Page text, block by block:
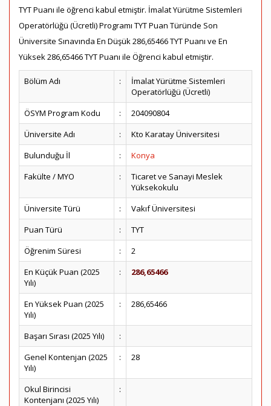
TYT Puanı ile öğrenci kabul etmiştir. İmalat Yürütme Sistemleri
Operatörlüğü (Ücretli) Programı TYT Puan Türünde Son
Üniversite Sınavında En Düşük 286,65466 TYT Puanı ve En
Yüksek 286,65466 TYT Puanı ile Öğrenci kabul etmiştir.
Bölüm Adı :
İmalat Yürütme Sistemleri
Operatörlüğü (Ücretli)
ÖSYM Program Kodu
:
204090804
Üniversite Adı
:
Kto Karatay Üniversitesi
Bulunduğu İl
:
Konya
Fakülte / MYO
:
Ticaret ve Sanayi Meslek
Yüksekokulu
Üniversite Türü
:
Vakıf Üniversitesi
Puan Türü
:
TYT
Öğrenim Süresi
:
2
En Küçük Puan (2025
Yılı)
: 286,65466
En Yüksek Puan (2025
Yılı)
: 286,65466
Başarı Sırası (2025 Yılı)
:
Genel Kontenjan (2025
Yılı)
: 28
Okul Birincisi
Kontenjanı (2025 Yılı)
: